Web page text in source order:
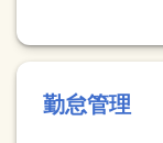
勤怠管理